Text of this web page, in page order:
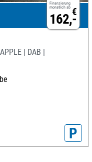
Finanzierung
monatlich ab €
162,-
| DAB |
P